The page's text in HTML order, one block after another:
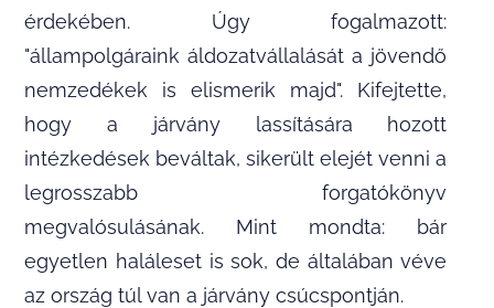
érdekében. Úgy fogalmazott:
"állampolgáraink áldozatvállalását a jövendő
nemzedékek is elismerik majd". Kifejtette,
hogy a járvány lassítására hozott
intézkedések beváltak, sikerült elejét venni a
legrosszabb forgatókönyv
megvalósulásának. Mint mondta: bár
egyetlen haláleset is sok, de általában véve
az ország túl van a járvány csúcspontján.